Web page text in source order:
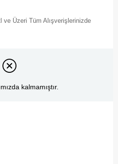
ve Üzeri Tüm Alışverişlerinizde
kalmamıştır.